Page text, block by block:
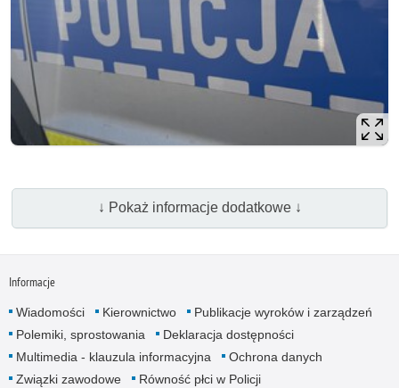
↓ Pokaż informacje dodatkowe ↓
Informacje
Wiadomości Kierownictwo
Publikacje wyroków i zarządzeń
Polemiki, sprostowania
Deklaracja dostępności
Multimedia - klauzula informacyjna
Ochrona danych
Związki zawodowe
Równość płci w Policji